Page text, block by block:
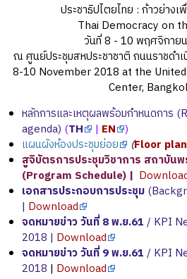
ประชาธิปไตยไทย : ก้าวย่าง
Thai Democracy on
วันที่ 8 - 10 พฤศจิกาย
ณ ศูนย์ประชุมสหประชาชาติ ถนนราชดำ
8-10 November 2018 at the
Center,
หลักการและเหตุผลพร้อมกำหนดการ
agenda) (TH | EN )
แผนผังห้องประชุมย่อย
(Floor plan
สูจิบัตรการประชุมวิชาการ สถาบัน
(Program Schedule) |
เอกสารประกอบการประชุม
| Download
จดหมายข่าว วันที่ 8 พ.ย.61 / KPI
2018 | Download
จดหมายข่าว วันที่ 9 พ.ย.61/ KPI
2018 | Download